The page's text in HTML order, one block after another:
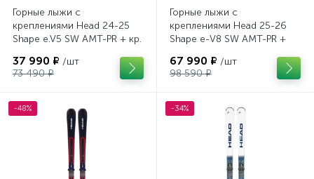
Горные лыжи с
креплениями Head 24-25
Shape e.V5 SW AMT-PR + кр.
37 990 ₽ /шт
73 490 ₽
Горные лыжи с
креплениями Head 25-26
Shape e-V8 SW AMT-PR +
67 990 ₽ /шт
98 590 ₽
-48% -34%